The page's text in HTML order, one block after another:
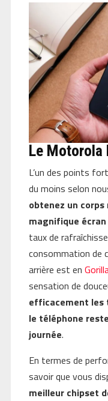
Le Motorola
L’un des points
du moins selon
obtenez un
magnifique écran
taux de
consommation de
arrière est en
sensation de
efficacement les
le téléphone
journée.
En termes de
savoir que vous
meilleur chipset